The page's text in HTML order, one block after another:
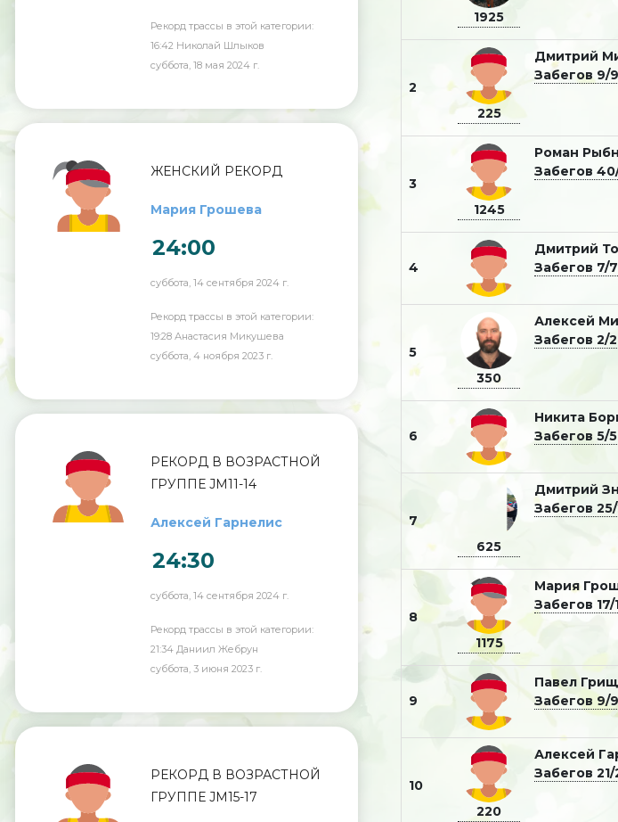
Рекорд трассы в этой категории:
16:42 Николай Шлыков
суббота, 18 мая 2024 г.
ЖЕНСКИЙ РЕКОРД
Мария Грошева
24:00
суббота, 14 сентября 2024 г.
Рекорд трассы в этой категории:
19:28 Анастасия Микушева
суббота, 4 ноября 2023 г.
РЕКОРД В ВОЗРАСТНОЙ
ГРУППЕ JM11-14
Алексей Гарнелис
24:30
суббота, 14 сентября 2024 г.
Рекорд трассы в этой категории:
21:34 Даниил Жебрун
суббота, 3 июня 2023 г.
РЕКОРД В ВОЗРАСТНОЙ
ГРУППЕ JM15-17
1925
2
225
Дмитрий
Забегов 9/9
3
1245
Роман
Забегов
4
Дмитрий
Забегов 7/7
5
350
Алексей
Забегов 2/2
6
Никита
Забегов 5/5
7
625
Дмитрий
Забегов
8
1175
Мария
Забегов 17/
9
Павел
Забегов 9/9
10
220
Алексей
Забегов 21/